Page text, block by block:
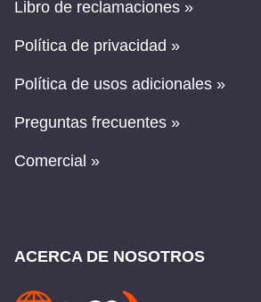
Libro de reclamaciones »
Política de privacidad »
Política de usos adicionales »
Preguntas frecuentes »
Comercial »
ACERCA DE NOSOTROS